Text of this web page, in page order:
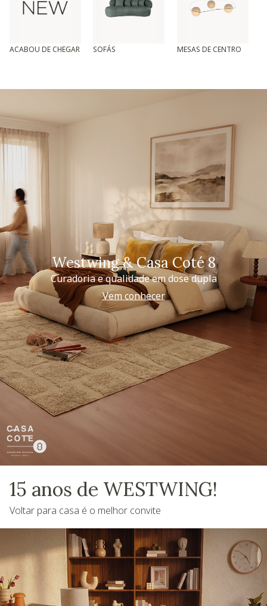
ACABOU DE CHEGAR SOFÁS MESAS DE CENTRO
Westwing & Casa Coté 8
Curadoria e qualidade em dose dupla
Vem conhecer
15 anos de WESTWING!
Voltar para casa é o melhor convite